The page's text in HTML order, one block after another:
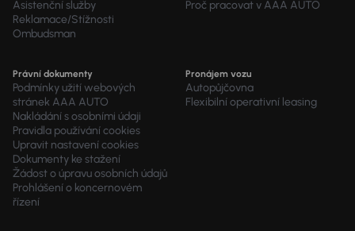
Asistenční služby
Reklamace/Stížnosti
Ombudsman
Proč pracovat v AAA AUTO
Právní dokumenty
Podmínky užití webových
stránek AAA AUTO
Nakládání s osobními údaji
Pravidla používání cookies
Upravit nastavení cookies
Dokumenty ke stažení
Žádost o úpravu osobních údajů
Prohlášení o koncernovém
řízení
Pronájem vozu
Autopůjčovna
Flexibilní operativní leasing